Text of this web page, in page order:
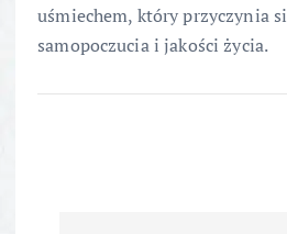
uśmiechem, który przyczynia
samopoczucia i jakości życia.